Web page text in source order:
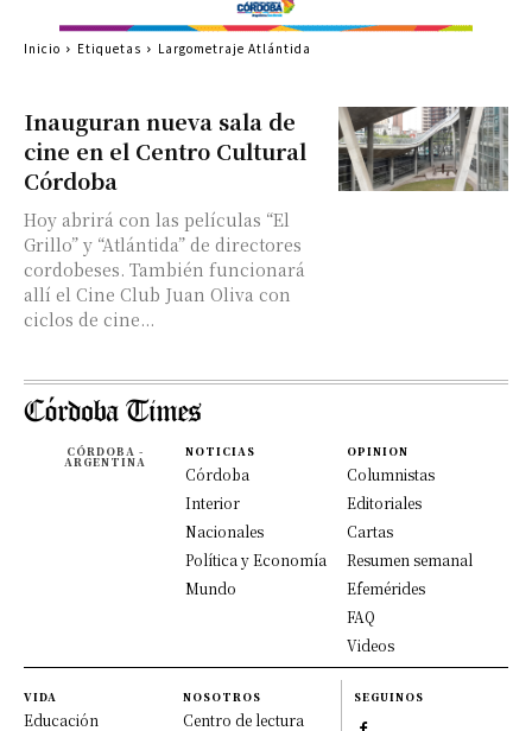
Inauguran nueva sala de
cine en el Centro Cultural
Córdoba
Hoy abrirá con las películas “El
Grillo” y “Atlántida” de directores
cordobeses. También funcionará
allí el Cine Club Juan Oliva con
ciclos de cine...
Inicio Etiquetas Largometraje Atlántida
CÓRDOBA -
ARGENTINA
NOTICIAS
Córdoba
Interior
Nacionales
Política y Economía
Mundo
OPINION
Columnistas
Editoriales
Cartas
Resumen semanal
Efemérides
FAQ
Videos
VIDA
Educación
NOSOTROS
Centro de lectura
SEGUINOS